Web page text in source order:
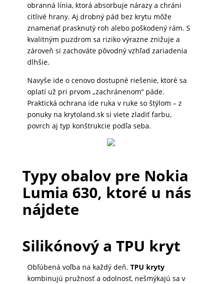
DOMÁCNOSŤ
POPSOCKETY
HODINKY
AUDIO-
SPOTREBIČE
obranná línia, ktorá absorbuje nárazy a chráni
citlivé hrany. Aj drobný pád bez krytu môže
znamenať prasknutý roh alebo poškodený rám. S
kvalitným puzdrom sa riziko výrazne znižuje a
zároveň si zachováte pôvodný vzhľad zariadenia
dlhšie.
Navyše ide o cenovo dostupné riešenie, ktoré sa
oplatí už pri prvom „zachránenom“ páde.
Praktická ochrana ide ruka v ruke so štýlom – z
ponuky na krytoland.sk si viete zladiť farbu,
povrch aj typ konštrukcie podľa seba.
Typy obalov pre Nokia
Lumia 630, ktoré u nás
nájdete
Silikónový a TPU kryt
Obľúbená voľba na každý deň. TPU kryty
kombinujú pružnosť a odolnosť, nešmýkajú sa v